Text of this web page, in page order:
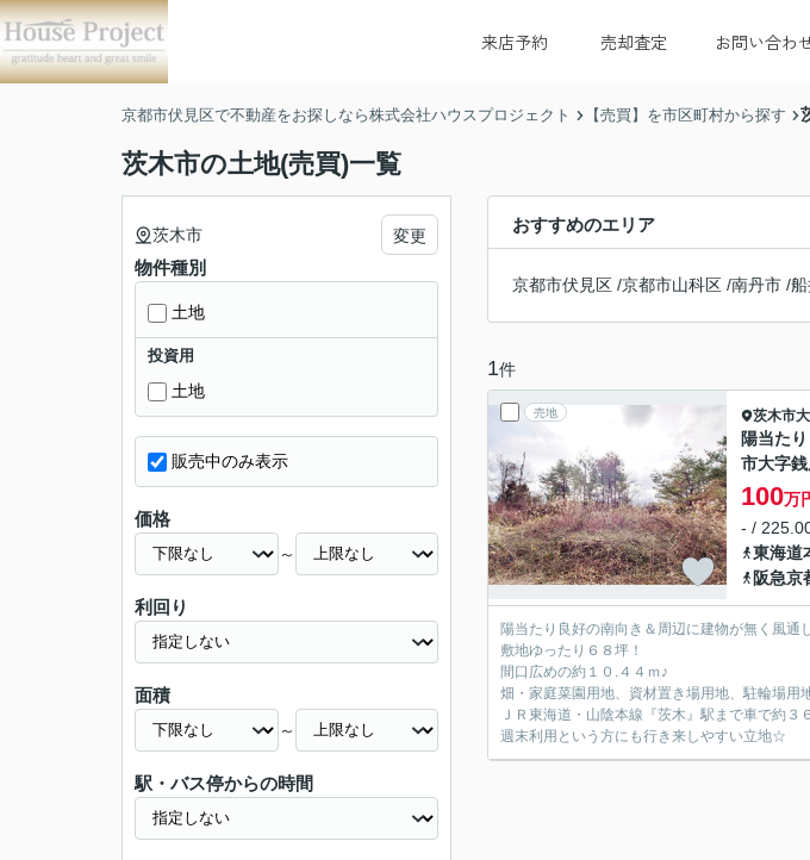
来店予約 売却査定 お問い合わ
京都市伏見区で不動産をお探しなら株式会社ハウスプロジェクト 【売買】を市区町村から探す
茨木市の土地(売買)一覧
おすすめのエリア
京都市伏見区 /京都市山科区 /南丹市 /
1件
売地 茨木市
陽当た
市大字
100万
- /
東海道
阪急京
陽当たり良好の南向き＆周辺に建物が無く風通
敷地ゆったり６８坪！
間口広めの約１０.４４ｍ♪
畑・家庭菜園用地、資材置き場用地、駐輪場用
ＪＲ東海道・山陰本線『茨木』駅まで車で約３
週末利用という方にも行き来しやすい立地☆
茨木市 変更
物件種別
土地
投資用
土地
販売中のみ表示
価格
～
利回り
面積
～
駅・バス停からの時間